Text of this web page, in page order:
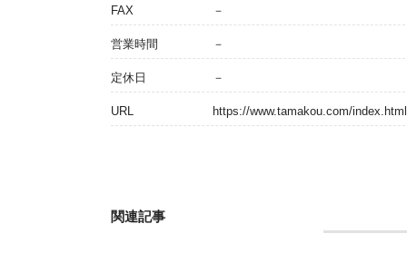
FAX －
営業時間 －
定休日 －
URL https://www.tamakou.com/index.html
関連記事